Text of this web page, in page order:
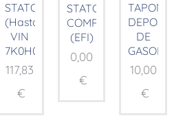
STATOR
(Hasta
VIN
7K0H01185)
117,83
€
STATOR
COMP.
(EFI)
0,00
€
TAPON
DE
10,00
€